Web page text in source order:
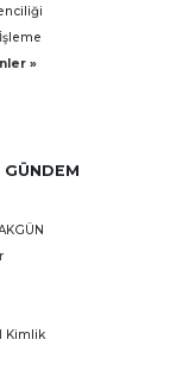
»
GÜNDEM
Kimlik